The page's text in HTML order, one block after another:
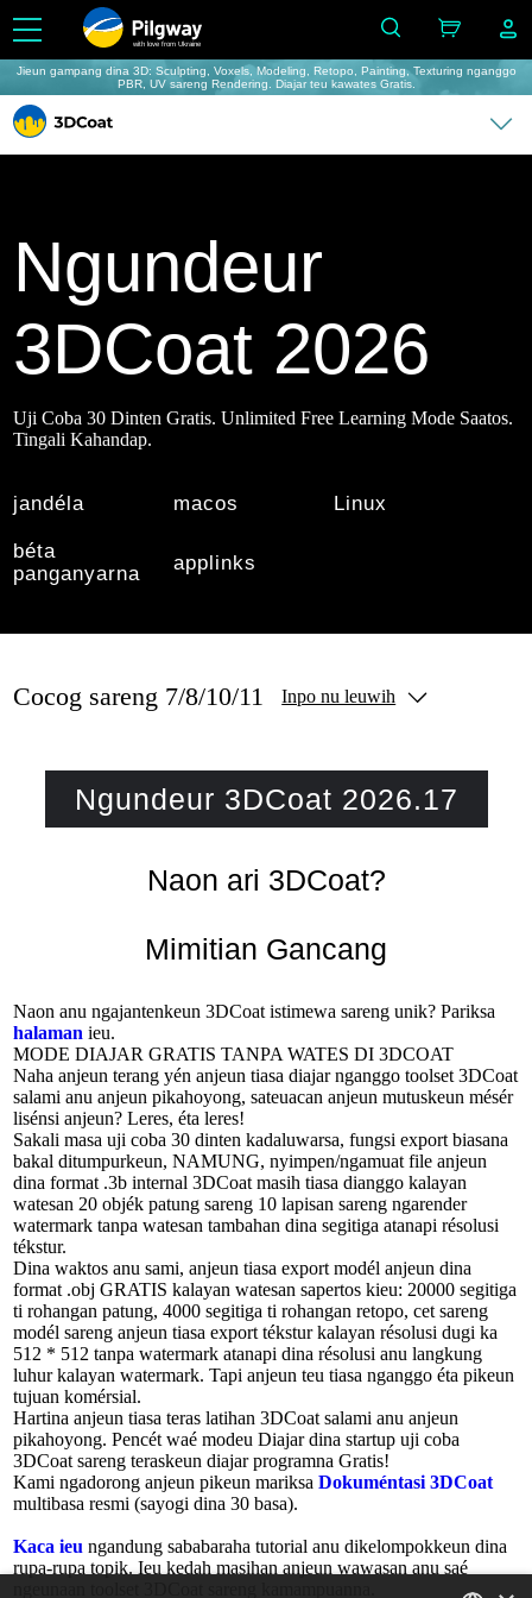
with love from Ukraine
Jieun gampang dina 3D: Sculpting, Voxels, Modeling, Retopo, Painting, Texturing nganggo
PBR, UV sareng Rendering. Diajar teu kawates Gratis.
Ngundeur
3DCoat 2026
Uji Coba 30 Dinten Gratis. Unlimited Free Learning Mode Saatos.
Tingali Kahandap.
jandéla macos Linux
béta
panganyarna
applinks
Cocog sareng 7/8/10/11 Inpo nu leuwih
Ngundeur 3DCoat 2026.17
Naon ari 3DCoat?
Mimitian Gancang
Naon anu ngajantenkeun 3DCoat istimewa sareng unik? Pariksa
halaman ieu.
MODE DIAJAR GRATIS TANPA WATES DI 3DCOAT
Naha anjeun terang yén anjeun tiasa diajar nganggo toolset 3DCoat
salami anu anjeun pikahoyong, sateuacan anjeun mutuskeun mésér
lisénsi anjeun? Leres, éta leres!
Sakali masa uji coba 30 dinten kadaluwarsa, fungsi export biasana
bakal ditumpurkeun, NAMUNG, nyimpen/ngamuat file anjeun
dina format .3b internal 3DCoat masih tiasa dianggo kalayan
watesan 20 objék patung sareng 10 lapisan sareng ngarender
watermark tanpa watesan tambahan dina segitiga atanapi résolusi
tékstur.
Dina waktos anu sami, anjeun tiasa export modél anjeun dina
format .obj GRATIS kalayan watesan sapertos kieu: 20000 segitiga
ti rohangan patung, 4000 segitiga ti rohangan retopo, cet sareng
modél sareng anjeun tiasa export tékstur kalayan résolusi dugi ka
512 * 512 tanpa watermark atanapi dina résolusi anu langkung
luhur kalayan watermark. Tapi anjeun teu tiasa nganggo éta pikeun
tujuan komérsial.
Hartina anjeun tiasa teras latihan 3DCoat salami anu anjeun
pikahoyong. Pencét waé modeu Diajar dina startup uji coba
3DCoat sareng teraskeun diajar programna Gratis!
Kami ngadorong anjeun pikeun mariksaDokuméntasi 3DCoat
multibasa resmi (sayogi dina 30 basa).
Kaca ieu ngandung sababaraha tutorial anu dikelompokkeun dina
rupa-rupa topik. Ieu kedah masihan anjeun wawasan anu saé